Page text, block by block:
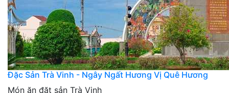
Đặc Sản Trà Vinh - Ngây Ngất Hương Vị Quê Hương
Món ăn đặt sản Trà Vinh